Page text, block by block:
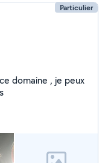
Particulier
domaine , je peux